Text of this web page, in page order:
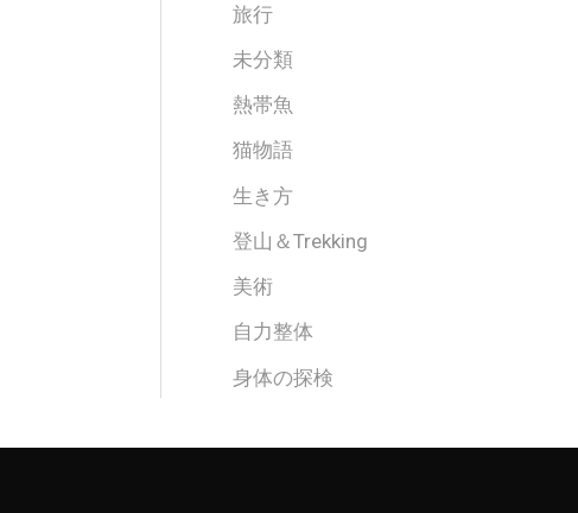
旅行
未分類
熱帯魚
猫物語
生き方
登山＆Trekking
美術
自力整体
身体の探検